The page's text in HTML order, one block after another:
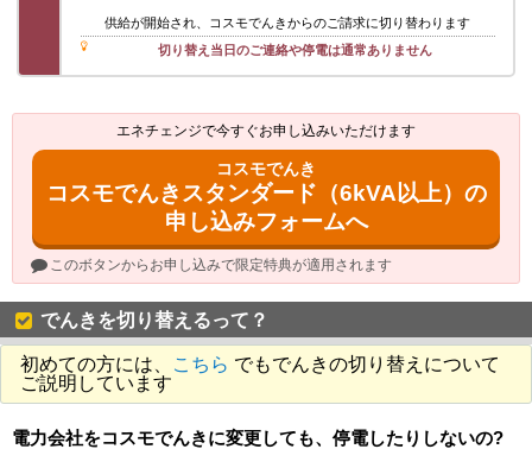
供給が開始され、コスモでんきからのご請求に切り替わります
切り替え当日のご連絡や停電は通常ありません
エネチェンジで今すぐお申し込みいただけます
コスモでんき
コスモでんきスタンダード（6kVA以上）の
申し込みフォームへ
このボタンからお申し込みで限定特典が適用されます
でんきを切り替えるって？
初めての方には、 こちら でもでんきの切り替えについて
ご説明しています
電力会社をコスモでんきに変更しても、停電したりしないの?